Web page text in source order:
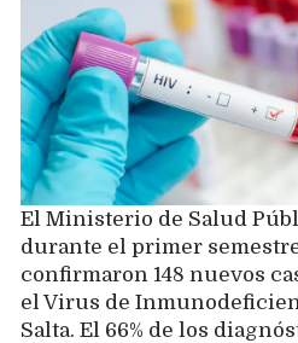
El Ministerio de Salud
durante el primer
confirmaron 148 nuevos
el Virus de
Salta. El 66% de los